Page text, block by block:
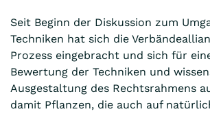
Seit Beginn der Diskussion zum
Techniken hat sich die
Prozess eingebracht und sich für
Bewertung der Techniken und
Ausgestaltung des Rechtsrahmens
damit Pflanzen, die auch auf